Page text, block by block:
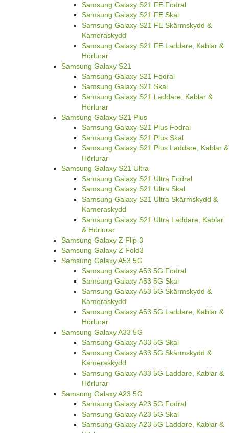
Samsung Galaxy S21 FE Fodral
Samsung Galaxy S21 FE Skal
Samsung Galaxy S21 FE Skärmskydd &
Kameraskydd
Samsung Galaxy S21 FE Laddare, Kablar &
Hörlurar
Samsung Galaxy S21
Samsung Galaxy S21 Fodral
Samsung Galaxy S21 Skal
Samsung Galaxy S21 Laddare, Kablar &
Hörlurar
Samsung Galaxy S21 Plus
Samsung Galaxy S21 Plus Fodral
Samsung Galaxy S21 Plus Skal
Samsung Galaxy S21 Plus Laddare, Kablar &
Hörlurar
Samsung Galaxy S21 Ultra
Samsung Galaxy S21 Ultra Fodral
Samsung Galaxy S21 Ultra Skal
Samsung Galaxy S21 Ultra Skärmskydd &
Kameraskydd
Samsung Galaxy S21 Ultra Laddare, Kablar
& Hörlurar
Samsung Galaxy Z Flip 3
Samsung Galaxy Z Fold3
Samsung Galaxy A53 5G
Samsung Galaxy A53 5G Fodral
Samsung Galaxy A53 5G Skal
Samsung Galaxy A53 5G Skärmskydd &
Kameraskydd
Samsung Galaxy A53 5G Laddare, Kablar &
Hörlurar
Samsung Galaxy A33 5G
Samsung Galaxy A33 5G Skal
Samsung Galaxy A33 5G Skärmskydd &
Kameraskydd
Samsung Galaxy A33 5G Laddare, Kablar &
Hörlurar
Samsung Galaxy A23 5G
Samsung Galaxy A23 5G Fodral
Samsung Galaxy A23 5G Skal
Samsung Galaxy A23 5G Laddare, Kablar &